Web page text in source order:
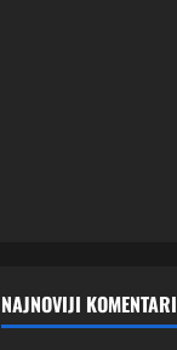
NAJNOVIJI KOMENTARI